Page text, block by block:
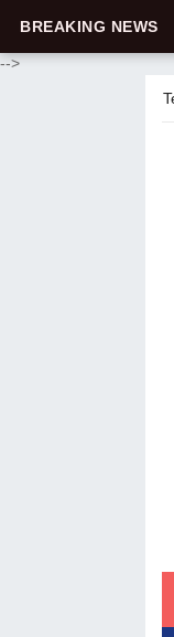
-->
BREAKING NEWS
Beroperasi Akhir